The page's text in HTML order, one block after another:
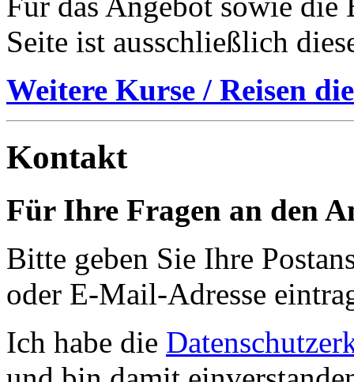
Seite ist ausschließlich
Weitere Kurse / Reisen
Kontakt
Für Ihre Fragen an den
Bitte geben Sie Ihre
oder E-Mail-Adresse
Ich habe die